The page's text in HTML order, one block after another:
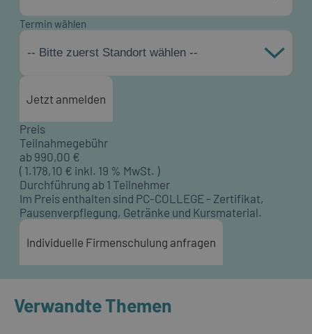
Termin wählen
-- Bitte zuerst Standort wählen --
Jetzt anmelden
Preis
Teilnahmegebühr
ab 990,00 €
( 1.178,10 € inkl. 19 % MwSt. )
Durchführung ab 1 Teilnehmer
Im Preis enthalten sind PC-COLLEGE - Zertifikat,
Pausenverpflegung, Getränke und Kursmaterial.
Individuelle Firmenschulung anfragen
Verwandte Themen